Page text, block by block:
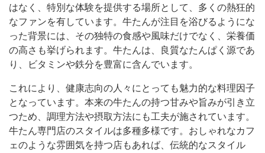
はなく、特別な体験を提供する場所として、多くの熱狂的
なファンを有しています。牛たんが注目を浴びるようにな
った背景には、その独特の食感や風味だけでなく、栄養価
の高さも挙げられます。牛たんは、良質なたんぱく源であ
り、ビタミンや鉄分を豊富に含んでいます。
これにより、健康志向の人々にとっても魅力的な料理因子
となっています。本来の牛たんの持つ甘みや旨みが引き立
つため、調理方法や摂取方法にも工夫が施されています。
牛たん専門店のスタイルは多種多様です。おしゃれなカフ
ェのような雰囲気を持つ店もあれば、伝統的なスタイル